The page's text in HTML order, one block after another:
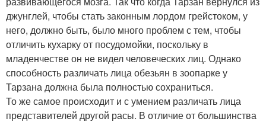
джунглей, чтобы стать законным лордом грейстоком, у
него, должно быть, было много проблем с тем, чтобы
отличить кухарку от посудомойки, поскольку в
младенчестве он не видел человеческих лиц. Однако
способность различать лица обезьян в зоопарке у
Тарзана должна была полностью сохраниться.
То же самое происходит и с умением различать лица
представителей другой расы. В отличие от большинства